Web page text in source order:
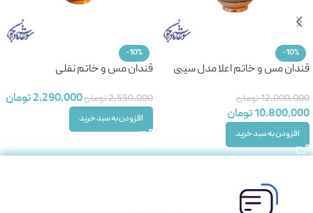
-10%
قندان مس و خاتم اعلا مدل سیبی
12,000,000تومان
10,800,000تومان
افزودن به سبد خرید
-10%
قندان مس و خاتم نقلی
2,550,000تومان2,290,000تومان
افزودن به سبد خرید